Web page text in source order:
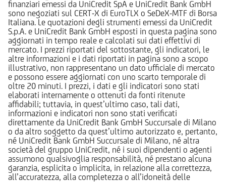
finanziari emessi da UniCredit SpA e UniCredit Bank GmbH
sono negoziati sul CERT-X di EuroTLX o SeDeX-MTF di Borsa
Italiana. Le quotazioni degli strumenti emessi da UniCredit
S.p.A. e UniCredit Bank GmbH esposti in questa pagina sono
aggiornati in tempo reale e calcolati sui dati effettivi di
mercato. I prezzi riportati del sottostante, gli indicatori, le
altre informazioni e i dati riportati in pagina sono a scopo
illustrativo, non rappresentano un dato ufficiale di mercato
e possono essere aggiornati con uno scarto temporale di
oltre 20 minuti. I prezzi, i dati e gli indicatori sono stati
elaborati internamente o ottenuti da fonti ritenute
affidabili; tuttavia, in quest’ultimo caso, tali dati,
informazioni e indicatori non sono stati verificati
direttamente da UniCredit Bank GmbH Succursale di Milano
o da altro soggetto da quest’ultimo autorizzato e, pertanto,
né UniCredit Bank GmbH Succursale di Milano, né altra
società del gruppo UniCredit, né i suoi dipendenti o agenti
assumono qualsivoglia responsabilità, né prestano alcuna
garanzia, esplicita o implicita, in relazione alla correttezza,
all’accuratezza, alla completezza o all’idoneità delle